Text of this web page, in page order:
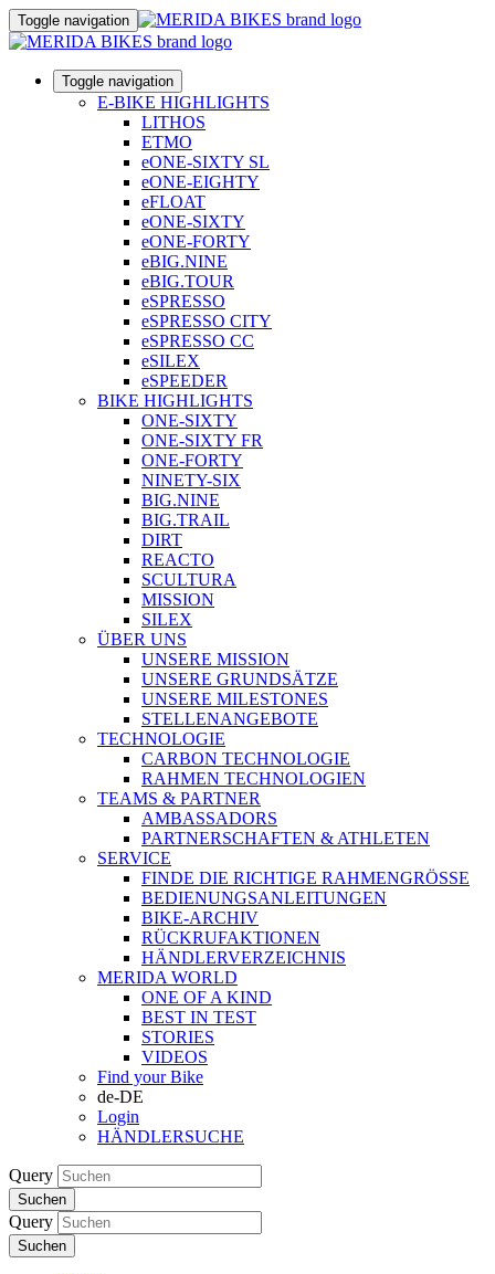
Toggle navigation
Toggle navigation
E-BIKE HIGHLIGHTS
LITHOS
ETMO
eONE-SIXTY SL
eONE-EIGHTY
eFLOAT
eONE-SIXTY
eONE-FORTY
eBIG.NINE
eBIG.TOUR
eSPRESSO
eSPRESSO CITY
eSPRESSO CC
eSILEX
eSPEEDER
BIKE HIGHLIGHTS
ONE-SIXTY
ONE-SIXTY FR
ONE-FORTY
NINETY-SIX
BIG.NINE
BIG.TRAIL
DIRT
REACTO
SCULTURA
MISSION
SILEX
ÜBER UNS
UNSERE MISSION
UNSERE GRUNDSÄTZE
UNSERE MILESTONES
STELLENANGEBOTE
TECHNOLOGIE
CARBON TECHNOLOGIE
RAHMEN TECHNOLOGIEN
TEAMS & PARTNER
AMBASSADORS
PARTNERSCHAFTEN & ATHLETEN
SERVICE
FINDE DIE RICHTIGE RAHMENGRÖSSE
BEDIENUNGSANLEITUNGEN
BIKE-ARCHIV
RÜCKRUFAKTIONEN
HÄNDLERVERZEICHNIS
MERIDA WORLD
ONE OF A KIND
BEST IN TEST
STORIES
VIDEOS
Find your Bike
de-DE
Login
HÄNDLERSUCHE
Query
Suchen
Query
Suchen